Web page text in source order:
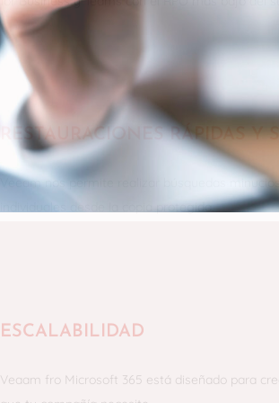
RESTAURACIONES RÁPIDAS Y
Veeam nos permite realizar búsquedas
individuales desde la copia protegida.
ESCALABILIDAD
Veaam fro Microsoft 365 está diseñado para